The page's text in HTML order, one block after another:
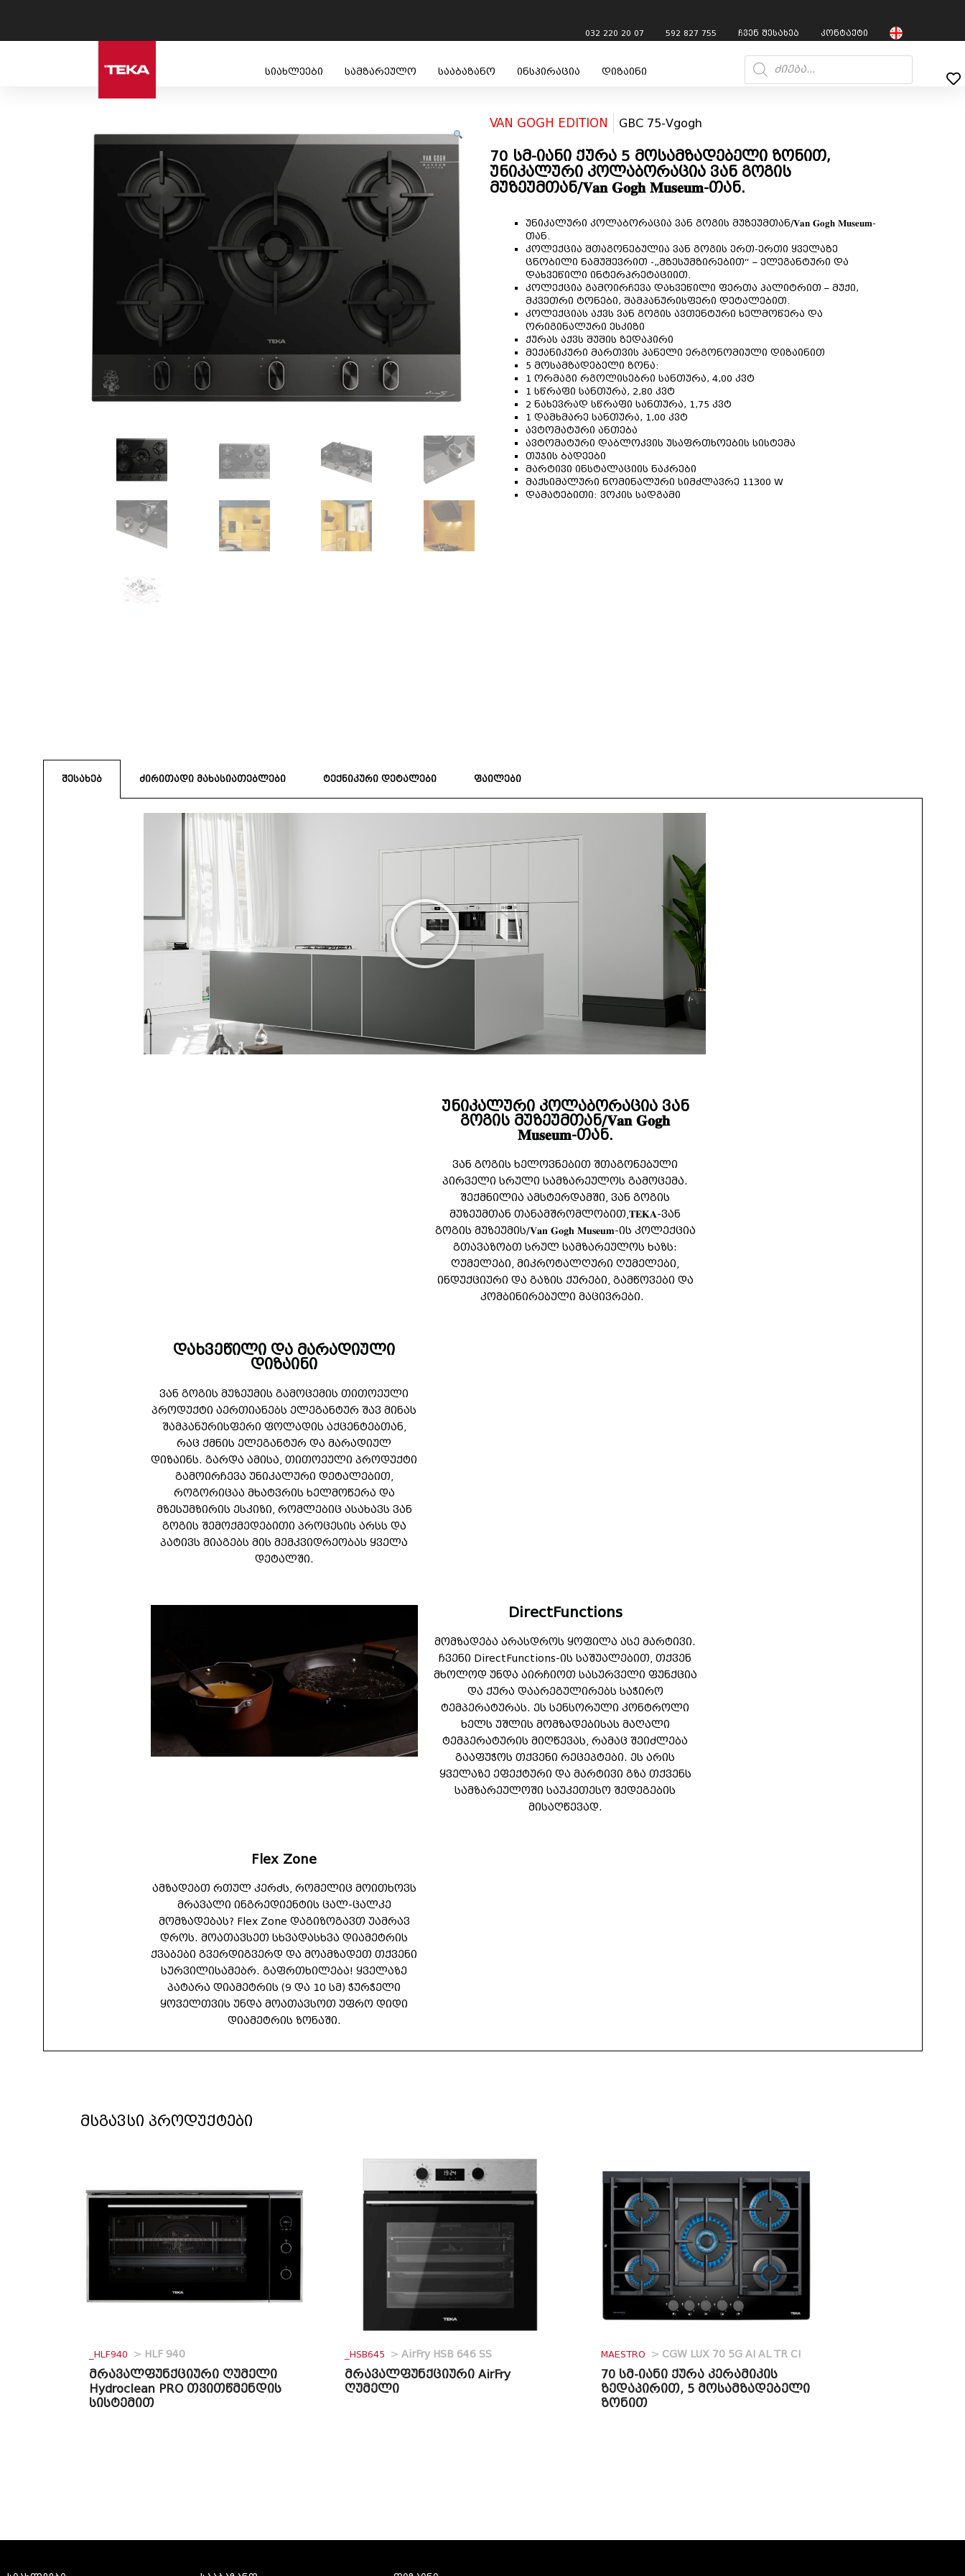
032 220 20 07 592 827 755 ჩვენ შესახებ კონტაქტი
სიახლეები სამზარეულო სააბაზანო ინსპირაცია დიზაინი
VAN GOGH EDITION GBC 75-Vgogh
70 სმ-იანი ქურა 5 მოსამზადებელი ზონით,
უნიკალური კოლაბორაცია ვან გოგის
მუზეუმთან/𝐕𝐚𝐧 𝐆𝐨𝐠𝐡 𝐌𝐮𝐬𝐞𝐮𝐦-თან.
უნიკალური კოლაბორაცია ვან გოგის მუზეუმთან/𝐕𝐚𝐧 𝐆𝐨𝐠𝐡 𝐌𝐮𝐬𝐞𝐮𝐦-
თან.
კოლექცია შთაგონებულია ვან გოგის ერთ-ერთი ყველაზე
ცნობილი ნამუშევრით -„მზესუმზირებით“ – ელეგანტური და
დახვეწილი ინტერპრეტაციით.
კოლექცია გამოირჩევა დახვეწილი ფერთა პალიტრით – მუქი,
მკვეთრი ტონები, შამპანურისფერი დეტალებით.
კოლექციას აქვს ვან გოგის ავთენტური ხელმოწერა და
ორიგინალური ესკიზი
ქურას აქვს შუშის ზედაპირი
მექანიკური მართვის პანელი ერგონომიული დიზაინით
5 მოსამზადებელი ზონა:
1 ორმაგი რგოლისებრი სანთურა, 4,00 კვტ
1 სწრაფი სანთურა, 2,80 კვტ
2 ნახევრად სწრაფი სანთურა, 1,75 კვტ
1 დამხმარე სანთურა, 1,00 კვტ
ავტომატური ანთება
ავტომატური დაბლოკვის უსაფრთხოების სისტემა
თუჯის ბადეები
მარტივი ინსტალაციის ნაკრები
მაქსიმალური ნომინალური სიმძლავრე 11300 W
დამატებითი: ვოკის სადგამი
შესახებ ძირითადი მახასიათებლები ტექნიკური დეტალები ფაილები
უნიკალური კოლაბორაცია ვან
გოგის მუზეუმთან/𝐕𝐚𝐧 𝐆𝐨𝐠𝐡
𝐌𝐮𝐬𝐞𝐮𝐦-თან.
ვან გოგის ხელოვნებით შთაგონებული
პირველი სრული სამზარეულოს გამოცემა.
შექმნილია ამსტერდამში, ვან გოგის
მუზეუმთან თანამშრომლობით,𝐓𝐄𝐊𝐀-ვან
გოგის მუზეუმის/𝐕𝐚𝐧 𝐆𝐨𝐠𝐡 𝐌𝐮𝐬𝐞𝐮𝐦-ის კოლექცია
გთავაზობთ სრულ სამზარეულოს ხაზს:
ღუმელები, მიკროტალღური ღუმელები,
ინდუქციური და გაზის ქურები, გამწოვები და
კომბინირებული მაცივრები.
დახვეწილი და მარადიული
დიზაინი
ვან გოგის მუზეუმის გამოცემის თითოეული
პროდუქტი აერთიანებს ელეგანტურ შავ მინას
შამპანურისფერი ფოლადის აქცენტებთან,
რაც ქმნის ელეგანტურ და მარადიულ
დიზაინს. გარდა ამისა, თითოეული პროდუქტი
გამოირჩევა უნიკალური დეტალებით,
როგორიცაა მხატვრის ხელმოწერა და
მზესუმზირის ესკიზი, რომლებიც ასახავს ვან
გოგის შემოქმედებითი პროცესის არსს და
პატივს მიაგებს მის მემკვიდრეობას ყველა
დეტალში.
DirectFunctions
მომზადება არასდროს ყოფილა ასე მარტივი.
ჩვენი DirectFunctions-ის საშუალებით, თქვენ
მხოლოდ უნდა აირჩიოთ სასურველი ფუნქცია
და ქურა დაარეგულირებს საჭირო
ტემპერატურას. ეს სენსორული კონტროლი
ხელს უშლის მომზადებისას მაღალი
ტემპერატურის მიღწევას, რამაც შეიძლება
გააფუჭოს თქვენი რეცეპტები. ეს არის
ყველაზე ეფექტური და მარტივი გზა თქვენს
სამზარეულოში საუკეთესო შედეგების
მისაღწევად.
Flex Zone
ამზადებთ რთულ კერძს, რომელიც მოითხოვს
მრავალი ინგრედიენტის ცალ-ცალკე
მომზადებას? Flex Zone დაგიზოგავთ უამრავ
დროს. მოათავსეთ სხვადასხვა დიამეტრის
ქვაბები გვერდიგვერდ და მოამზადეთ თქვენი
სურვილისამებრ. გაფრთხილება! ყველაზე
პატარა დიამეტრის (9 და 10 სმ) ჭურჭელი
ყოველთვის უნდა მოათავსოთ უფრო დიდი
დიამეტრის ზონაში.
მსგავსი პროდუქტები
_HLF940 > HLF 940
მრავალფუნქციური ღუმელი
Hydroclean PRO თვითწმენდის
სისტემით
_HSB645 > AirFry HSB 646 SS
მრავალფუნქციური AirFry
ღუმელი
MAESTRO > CGW LUX 70 5G AI AL TR CI
70 სმ-იანი ქურა კერამიკის
ზედაპირით, 5 მოსამზადებელი
ზონით